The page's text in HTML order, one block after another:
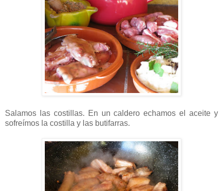
Salamos las costillas. En un caldero echamos el aceite y
sofreímos la costilla y las butifarras.